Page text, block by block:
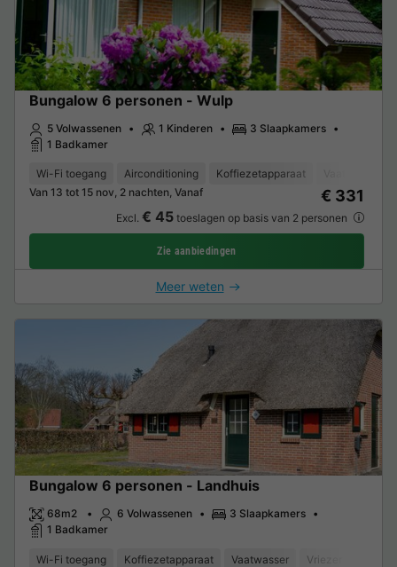
Bungalow 6 personen - Wulp
5 Volwassenen 1 Kinderen
3 Slaapkamers
1 Badkamer
Wi-Fi toegang Airconditioning Koffiezetapparaat
Van 13 tot 15 nov, 2 nachten, Vanaf
€ 331
Excl. € 45toeslagen op basis van 2 personen
Zie aanbiedingen
Meer weten
Bungalow 6 personen - Landhuis
68m2 6 Volwassenen
3 Slaapkamers
1 Badkamer
Wi-Fi toegang Koffiezetapparaat Vaatwasser Vriezer